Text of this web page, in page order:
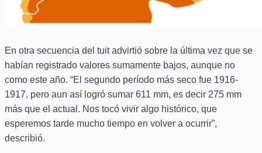
En otra secuencia del tuit advirtió sobre la última vez que se
habían registrado valores sumamente bajos, aunque no
como este año. “El segundo período más seco fue 1916-
1917, pero aun así logró sumar 611 mm, es decir 275 mm
más que el actual. Nos tocó vivir algo histórico, que
esperemos tarde mucho tiempo en volver a ocurrir”,
describió.